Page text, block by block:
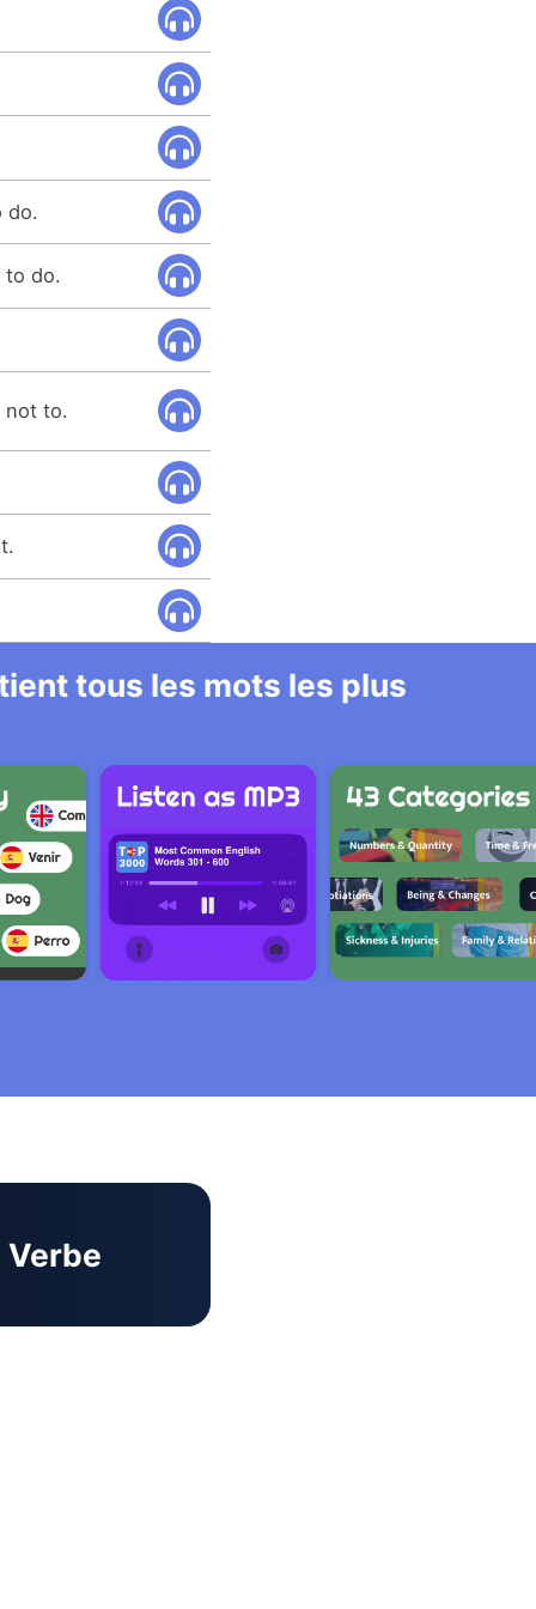
do.
to do.
not to.
tous les mots les plus
Verbe